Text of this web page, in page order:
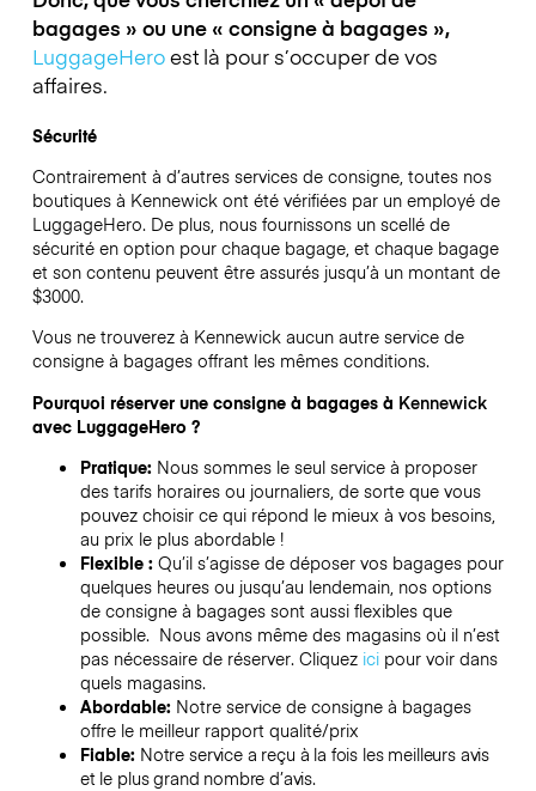
bagages » ou une « consigne à bagages »,
LuggageHeroest là pour s’occuper de vos
affaires.
Sécurité
Contrairement à d’autres services de consigne,toutes nos
boutiques à Kennewickont été vérifiées par un employé de
LuggageHero. De plus, nous fournissons un scellé de
sécurité en option pour chaque bagage, et chaque bagage
et son contenu peuvent être assurés jusqu’à un montant de
$3000.
Vous ne trouverez à Kennewickaucun autre service de
consigne à bagages offrant les mêmes conditions.
Pourquoi réserver une consigne à bagages à Kennewick
avec LuggageHero ?
Pratique: Nous sommes le seul service à proposer
des tarifs horaires ou journaliers, de sorte que vous
pouvez choisir ce qui répond le mieux à vos besoins,
au prix le plus abordable !
Flexible : Qu’il s’agisse de déposer vos bagages pour
quelques heures ou jusqu’au lendemain, nos options
de consigne à bagages sont aussi flexibles que
possible. Nous avons même des magasins où il n’est
pas nécessaire de réserver. Cliquez icipour voir dans
quels magasins.
Abordable: Notre service de consigne à bagages
offre le meilleur rapport qualité/prix
Fiable: Notre service a reçu à la fois les meilleurs avis
et le plus grand nombre d’avis.